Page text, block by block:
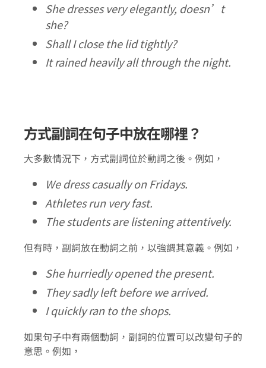
She dresses very elegantly, doesn’t
she?
Shall I close the lid tightly?
It rained heavily all through the night.
方式副詞在句子中放在哪裡？
大多數情況下，方式副詞位於動詞之後。例如，
We dress casually on Fridays.
Athletes run very fast.
The students are listening attentively.
但有時，副詞放在動詞之前，以強調其意義。例如，
She hurriedly opened the present.
They sadly left before we arrived.
I quickly ran to the shops.
如果句子中有兩個動詞，副詞的位置可以改變句子的
意思。例如，